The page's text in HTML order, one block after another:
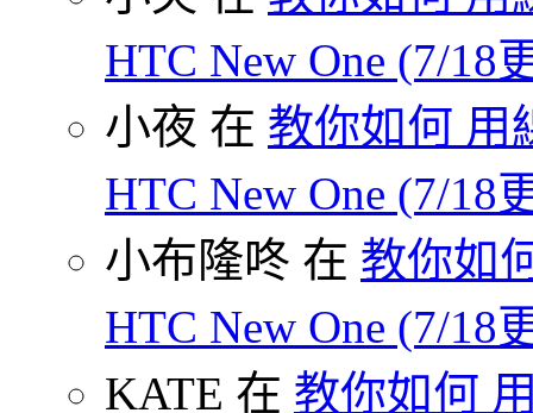
HTC New One (7/18
小夜 在 教你如何 用
HTC New One (7/18
小布隆咚 在 教你如
HTC New One (7/18
KATE 在 教你如何